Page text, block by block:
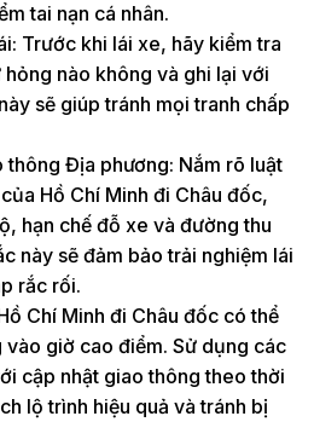
tai nạn cá nhân.
Trước khi lái xe, hãy kiểm tra
nào không và ghi lại với
sẽ giúp tránh mọi tranh chấp
thông Địa phương: Nắm rõ luật
Hồ Chí Minh đi Châu đốc,
hạn chế đỗ xe và đường thu
này sẽ đảm bảo trải nghiệm lái
rắc rối.
Chí Minh đi Châu đốc có thể
giờ cao điểm. Sử dụng các
cập nhật giao thông theo thời
lộ trình hiệu quả và tránh bị